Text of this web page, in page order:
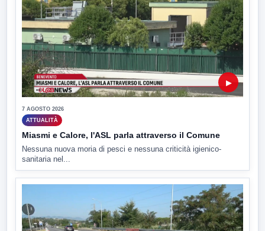
▶
7 AGOSTO 2026
ATTUALITÀ
Miasmi e Calore, l'ASL parla attraverso il Comune
Nessuna nuova moria di pesci e nessuna criticità igienico-
sanitaria nel...